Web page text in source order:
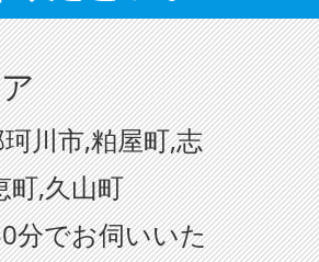
川市,粕屋町,志
町,久山町
分でお伺いいた